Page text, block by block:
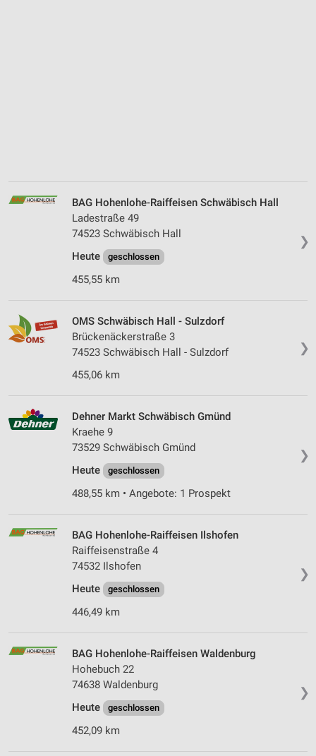
❯
BAG Hohenlohe-Raiffeisen Schwäbisch Hall
Ladestraße 49
74523 Schwäbisch Hall
Heute
geschlossen
455,55 km
❯
OMS Schwäbisch Hall - Sulzdorf
Brückenäckerstraße 3
74523 Schwäbisch Hall - Sulzdorf
455,06 km
❯
Dehner Markt Schwäbisch Gmünd
Kraehe 9
73529 Schwäbisch Gmünd
Heute
geschlossen
488,55 km • Angebote: 1 Prospekt
❯
BAG Hohenlohe-Raiffeisen Ilshofen
Raiffeisenstraße 4
74532 Ilshofen
Heute
geschlossen
446,49 km
❯
BAG Hohenlohe-Raiffeisen Waldenburg
Hohebuch 22
74638 Waldenburg
Heute
geschlossen
452,09 km